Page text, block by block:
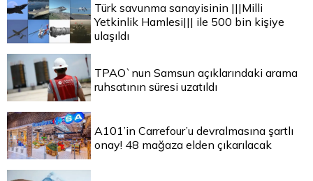
Türk savunma sanayisinin |||Milli
Yetkinlik Hamlesi||| ile 500 bin kişiye
ulaşıldı
TPAO`nun Samsun açıklarındaki arama
ruhsatının süresi uzatıldı
A101’in Carrefour’u devralmasına şartlı
onay! 48 mağaza elden çıkarılacak